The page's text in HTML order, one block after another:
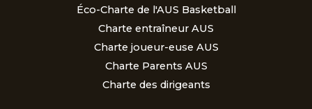
Éco-Charte de l'AUS Basketball
Charte entraîneur AUS
Charte joueur-euse AUS
Charte Parents AUS
Charte des dirigeants